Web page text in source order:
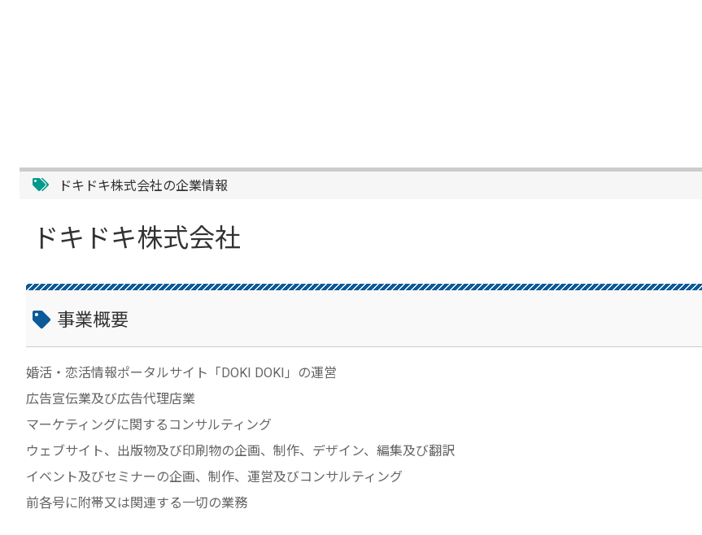
ドキドキ株式会社の企業情報
ドキドキ株式会社
事業概要
婚活・恋活情報ポータルサイト「DOKI DOKI」の運営
広告宣伝業及び広告代理店業
マーケティングに関するコンサルティング
ウェブサイト、出版物及び印刷物の企画、制作、デザイン、編集及び翻訳
イベント及びセミナーの企画、制作、運営及びコンサルティング
前各号に附帯又は関連する一切の業務